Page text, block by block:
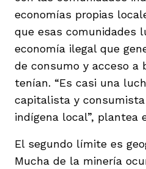
economías propias
que esas comunidades
economía ilegal que
de consumo y acceso a
tenían. “Es casi una
capitalista y
indígena local”, plantea
El segundo límite es
Mucha de la minería